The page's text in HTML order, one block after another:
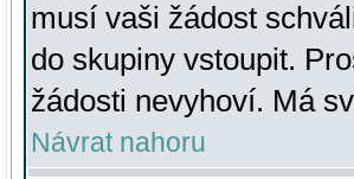
musí vaši žádost
do skupiny vstoupit.
žádosti nevyhoví. Má
Návrat nahoru